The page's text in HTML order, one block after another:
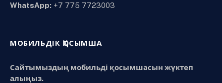
WhatsApp: +7 775 7723003
МОБИЛЬДІК ҚОСЫМША
Сайтымыздың мобильді қосымшасын жүктеп
алыңыз.